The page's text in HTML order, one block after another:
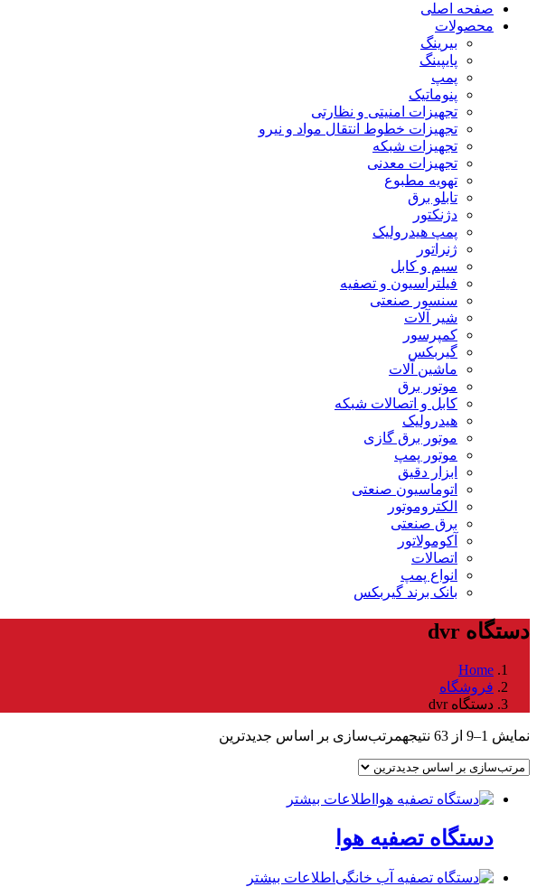
صفحه اصلی
محصولات
بیرینگ
پایپینگ
پمپ
پنوماتیک
تجهیزات امنیتی و نظارتی
تجهیزات خطوط انتقال مواد و نیرو
تجهیزات شبکه
تجهیزات معدنی
تهویه مطبوع
تابلو برق
دژنکتور
پمپ هیدرولیک
ژنراتور
سیم و کابل
فیلتراسیون و تصفیه
سنسور صنعتی
شیر آلات
کمپرسور
گیربکس
ماشین آلات
موتور برق
کابل و اتصالات شبکه
هیدرولیک
موتور برق گازی
موتور پمپ
ابزار دقیق
اتوماسیون صنعتی
الکتروموتور
برق صنعتی
آکومولاتور
اتصالات
انواع پمپ
بانک برند گیربکس
دستگاه dvr
Home
فروشگاه
دستگاه dvr
نمایش 1–9 از 63 نتیجه مرتب‌سازی بر اساس جدیدترین
اطلاعات بیشتر
دستگاه تصفیه هوا
اطلاعات بیشتر